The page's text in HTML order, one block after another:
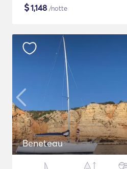
$1,148 /notte
Beneteau